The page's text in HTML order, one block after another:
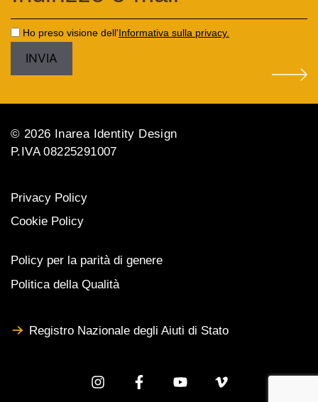
Ho preso visione dell'Informativa sulla privacy.
© 2026 Inarea Identity Design
P.IVA 08225291007
Privacy Policy
Cookie Policy
Policy per la parità di genere
Politica della Qualità
Registro Nazionale degli Aiuti di Stato